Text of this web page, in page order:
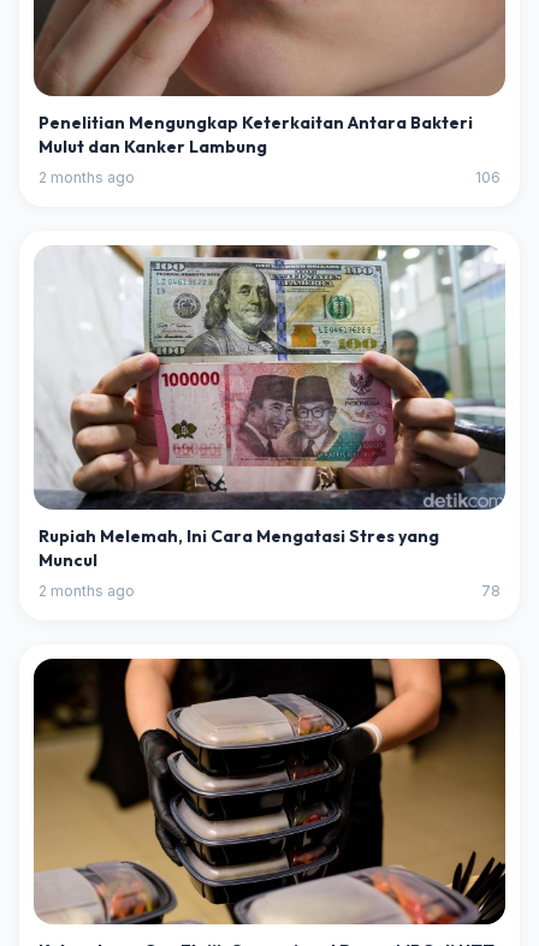
Penelitian Mengungkap Keterkaitan Antara Bakteri
Mulut dan Kanker Lambung
2 months ago 106
Rupiah Melemah, Ini Cara Mengatasi Stres yang
Muncul
2 months ago 78